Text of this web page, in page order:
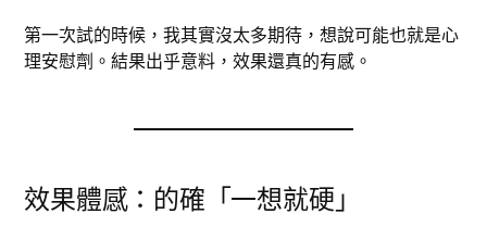
第一次試的時候，我其實沒太多期待，想說可能也就是心
理安慰劑。結果出乎意料，效果還真的有感。
效果體感：的確「一想就硬」